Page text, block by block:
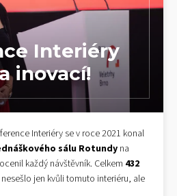
Interiéry
inovací!
Interiéry se v roce 2021 konal
sálu Rotundy na
každý návštěvník. Celkem 432
jen kvůli tomuto interiéru, ale